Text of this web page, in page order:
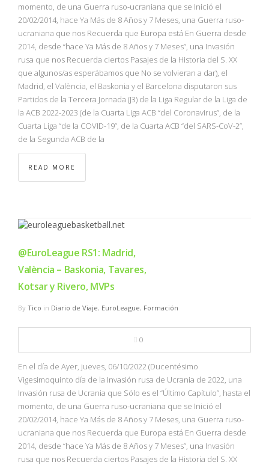
MULTIMEDIA
RIO 2016
momento, de una Guerra ruso-ucraniana que se Inició el
20/02/2014, hace Ya Más de 8 Años y 7 Meses, una Guerra ruso-
ucraniana que nos Recuerda que Europa está En Guerra desde
2014, desde “hace Ya Más de 8 Años y 7 Meses”, una Invasión
rusa que nos Recuerda ciertos Pasajes de la Historia del S. XX
que algunos/as esperábamos que No se volvieran a dar), el
Madrid, el València, el Baskonia y el Barcelona disputaron sus
Partidos de la Tercera Jornada (J3) de la Liga Regular de la Liga de
la ACB 2022-2023 (de la Cuarta Liga ACB “del Coronavirus”, de la
Cuarta Liga “de la COVID-19”, de la Cuarta ACB “del SARS-CoV-2”,
de la Segunda ACB de la
READ MORE
@EuroLeague RS1: Madrid,
València – Baskonia, Tavares,
Kotsar y Rivero, MVPs
By Tico in Diario de Viaje, EuroLeague, Formación
0
En el día de Ayer, jueves, 06/10/2022 (Ducentésimo
Vigesimoquinto día de la Invasión rusa de Ucrania de 2022, una
Invasión rusa de Ucrania que Sólo es el “Último Capítulo”, hasta el
momento, de una Guerra ruso-ucraniana que se Inició el
20/02/2014, hace Ya Más de 8 Años y 7 Meses, una Guerra ruso-
ucraniana que nos Recuerda que Europa está En Guerra desde
2014, desde “hace Ya Más de 8 Años y 7 Meses”, una Invasión
rusa que nos Recuerda ciertos Pasajes de la Historia del S. XX